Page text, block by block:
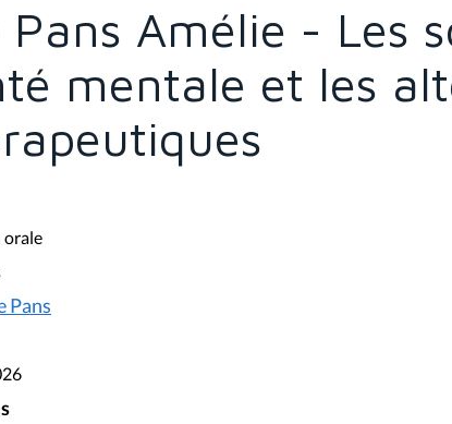
Pans Amélie - Les
mentale et les
orale
Pans